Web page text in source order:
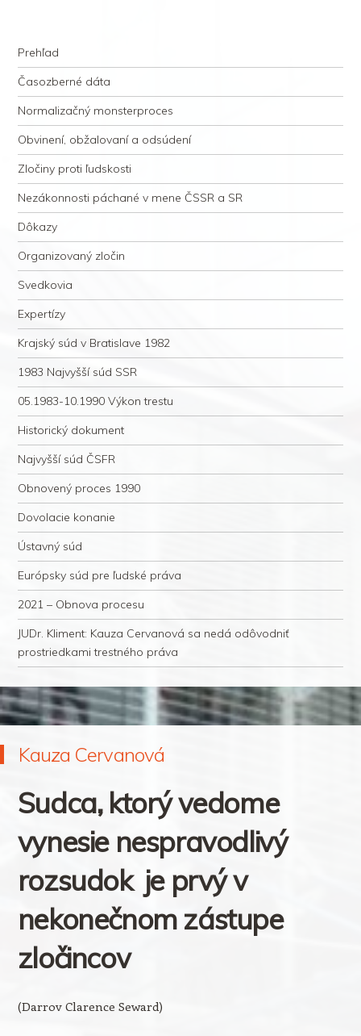
justície
Navigation
Skip to content
Prehľad
Časozberné dáta
Normalizačný monsterproces
Obvinení, obžalovaní a odsúdení
Zločiny proti ľudskosti
Nezákonnosti páchané v mene ČSSR a SR
Dôkazy
Organizovaný zločin
Svedkovia
Expertízy
Krajský súd v Bratislave 1982
1983 Najvyšší súd SSR
05.1983-10.1990 Výkon trestu
Historický dokument
Najvyšší súd ČSFR
Obnovený proces 1990
Dovolacie konanie
Ústavný súd
Európsky súd pre ľudské práva
2021 – Obnova procesu
JUDr. Kliment: Kauza Cervanová sa nedá odôvodniť
prostriedkami trestného práva
Kauza Cervanová
Sudca, ktorý vedome
vynesie nespravodlivý
rozsudok je prvý v
nekonečnom zástupe
zločincov
(Darrov Clarence Seward)